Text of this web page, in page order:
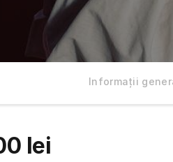
Informații
lei